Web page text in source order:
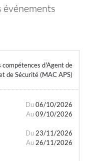
d'Agent de
de Sécurité (MAC APS)
Du 06/10/2026
Au 09/10/2026
Du 23/11/2026
Au 26/11/2026